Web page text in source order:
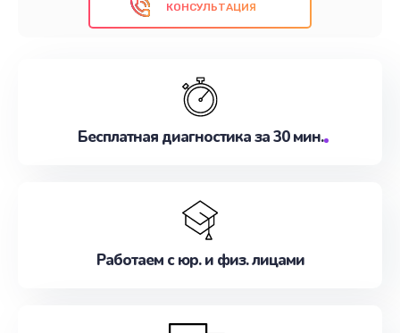
КОНСУЛЬТАЦИЯ
Бесплатная диагностика за 30 мин.
Работаем с юр. и физ. лицами